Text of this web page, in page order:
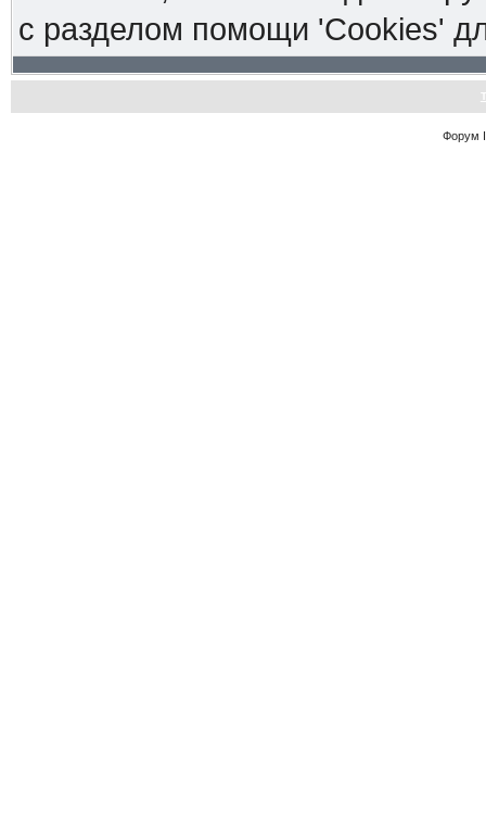
с разделом помощи 'Cookies'
Форум